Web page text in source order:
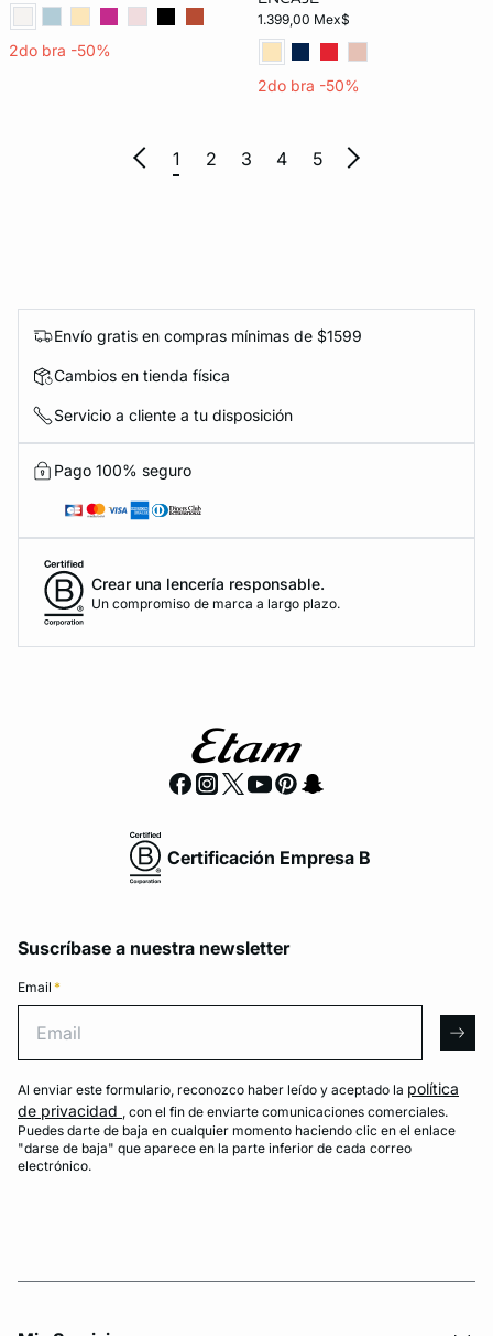
2do bra -50%
1.399,00 Mex$
2do bra -50%
1 2 3 4 5
Envío gratis en compras mínimas de $1599
Cambios en tienda física
Servicio a cliente a tu disposición
Pago 100% seguro
Crear una lencería responsable.
Un compromiso de marca a largo plazo.
Certificación Empresa B
Suscríbase a nuestra newsletter
Email *
Al enviar este formulario, reconozco haber leído y aceptado la política
de privacidad , con el fin de enviarte comunicaciones comerciales.
Puedes darte de baja en cualquier momento haciendo clic en el enlace
"darse de baja" que aparece en la parte inferior de cada correo
electrónico.